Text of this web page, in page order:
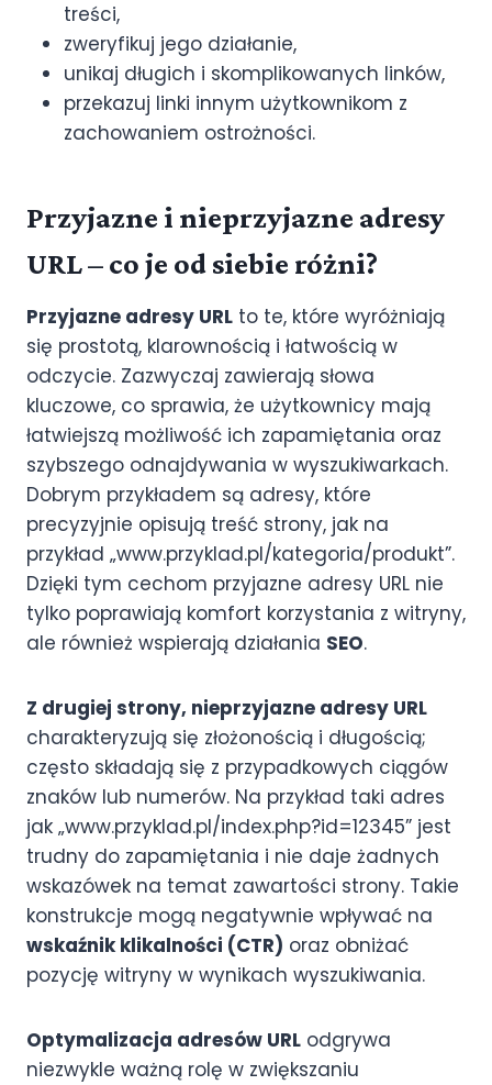
treści,
zweryfikuj jego działanie,
unikaj długich i skomplikowanych linków,
przekazuj linki innym użytkownikom z
zachowaniem ostrożności.
Przyjazne i nieprzyjazne adresy
URL – co je od siebie różni?
Przyjazne adresy URL to te, które wyróżniają
się prostotą, klarownością i łatwością w
odczycie. Zazwyczaj zawierają słowa
kluczowe, co sprawia, że użytkownicy mają
łatwiejszą możliwość ich zapamiętania oraz
szybszego odnajdywania w wyszukiwarkach.
Dobrym przykładem są adresy, które
precyzyjnie opisują treść strony, jak na
przykład „www.przyklad.pl/kategoria/produkt”.
Dzięki tym cechom przyjazne adresy URL nie
tylko poprawiają komfort korzystania z witryny,
ale również wspierają działania SEO.
Z drugiej strony, nieprzyjazne adresy URL
charakteryzują się złożonością i długością;
często składają się z przypadkowych ciągów
znaków lub numerów. Na przykład taki adres
jak „www.przyklad.pl/index.php?id=12345” jest
trudny do zapamiętania i nie daje żadnych
wskazówek na temat zawartości strony. Takie
konstrukcje mogą negatywnie wpływać na
wskaźnik klikalności (CTR) oraz obniżać
pozycję witryny w wynikach wyszukiwania.
Optymalizacja adresów URL odgrywa
niezwykle ważną rolę w zwiększaniu